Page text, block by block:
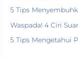
5 Tips
Waspada! 4 Ciri
5 Tips Mengetahui